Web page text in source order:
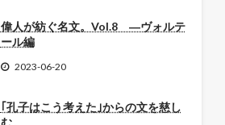
偉人が紡ぐ名文。Vol.8 ―ヴォルテ
ール編
2023-06-20
｢孔子はこう考えた｣からの文を慈し